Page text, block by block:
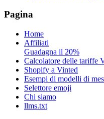
Pagina
Home
Affiliati
Guadagna il 20%
Calcolatore delle tariffe
Shopify a Vinted
Esempi di modelli di
Selettore emoji
Chi siamo
llms.txt